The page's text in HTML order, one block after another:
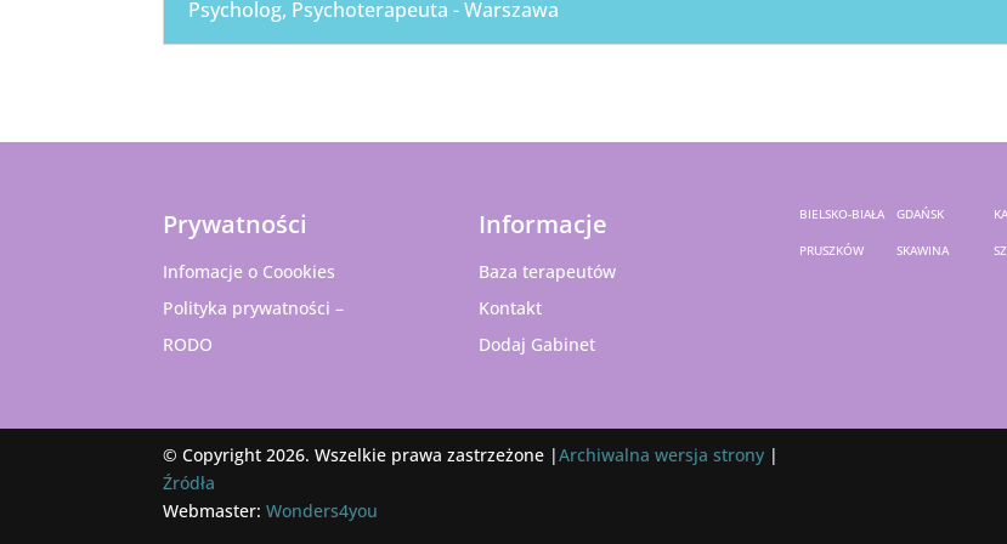
Psycholog, Psychoterapeuta - Warszawa
Prywatności
Infomacje o Coookies
Polityka prywatności –
RODO
Informacje
Baza terapeutów
Kontakt
Dodaj Gabinet
BIELSKO-BIAŁA GDAŃSK
PRUSZKÓW SKAWINA
© Copyright 2026. Wszelkie prawa zastrzeżone |Archiwalna wersja strony |
Źródła
Webmaster:Wonders4you